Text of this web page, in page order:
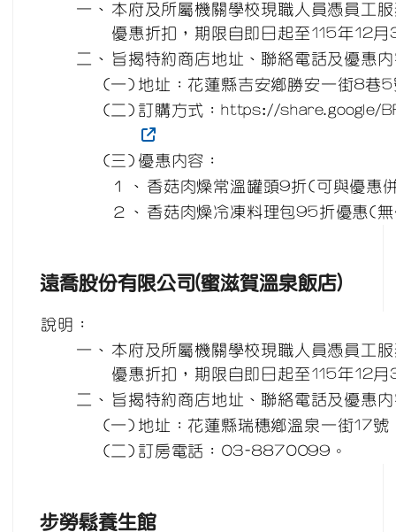
一、 本府及所屬機關學校現職人員憑員工
優惠折扣，期限自即日起至115年12月
二、
旨揭特約商店地址、聯絡電話及優惠
(一) 地址：花蓮縣吉安鄉勝安一街8巷5
(二) 訂購方式：https://share.google/
(三) 優惠內容：
１、 香菇肉燥常溫罐頭9折(可與優惠
２、 香菇肉燥冷凍料理包95折優惠(
遠喬股份有限公司(蜜滋賀溫泉飯店)
說明：
一、 本府及所屬機關學校現職人員憑員工
優惠折扣，期限自即日起至115年12月
二、
旨揭特約商店地址、聯絡電話及優惠
(一) 地址：花蓮縣瑞穗鄉溫泉一街17號
(二) 訂房電話：03-8870099。
步勞鬆養生館